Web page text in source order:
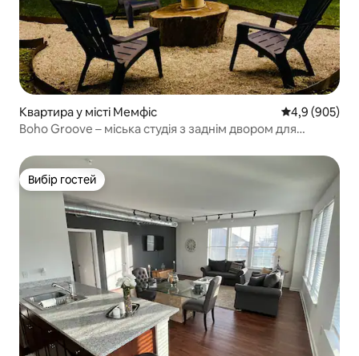
Квартира у місті Мемфіс Середня
4,9 (905)
Boho Groove – міська студія з заднім двором для
Вибір гостей
Вибір гостей